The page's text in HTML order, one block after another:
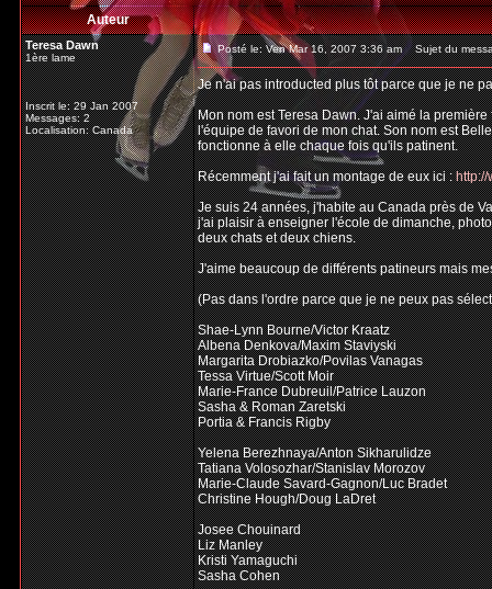
Auteur
Teresa Dawn
1ère lame
Inscrit le: 29 Jan 2007
Messages: 2
Localisation: Canada
Posté le: Ven Mar 16, 2007 3:36 am Sujet du
Je n'ai pas introducted plus tôt parce que je ne
Mon nom est Teresa Dawn. J'ai aimé la
l'équipe de favori de mon chat. Son nom est
fonctionne à elle chaque fois qu'ils patinent.
Récemment j'ai fait un montage de eux ici :http://
Je suis 24 années, j'habite au Canada près de
j'ai plaisir à enseigner l'école de dimanche,
deux chats et deux chiens.
J'aime beaucoup de différents patineurs mais
(Pas dans l'ordre parce que je ne peux pas
Shae-Lynn Bourne/Victor Kraatz
Albena Denkova/Maxim Staviyski
Margarita Drobiazko/Povilas Vanagas
Tessa Virtue/Scott Moir
Marie-France Dubreuil/Patrice Lauzon
Sasha & Roman Zaretski
Portia & Francis Rigby
Yelena Berezhnaya/Anton Sikharulidze
Tatiana Volosozhar/Stanislav Morozov
Marie-Claude Savard-Gagnon/Luc Bradet
Christine Hough/Doug LaDret
Josee Chouinard
Liz Manley
Kristi Yamaguchi
Sasha Cohen